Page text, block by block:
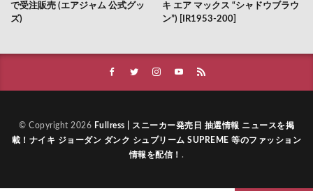
で受注販売 (エアジャム 公式グッ
ズ)
キ エア マックス “シャドウブラウ
ン”) [IR1953-200]
© Copyright 2026 Fullress | スニーカー発売日 抽選情報 ニュースを掲
載！ナイキ ジョーダン ダンク シュプリーム SUPREME 等のファッション
情報を配信！ .